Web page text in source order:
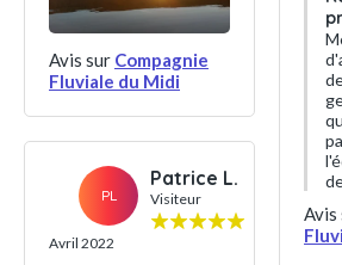
Avis sur Compagnie
Fluviale du Midi
PL
Patrice L.
Visiteur
Avril 2022
Avis